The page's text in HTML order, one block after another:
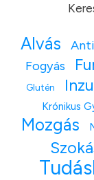
Alvás
Fogyás
Glutén
Krónikus
Mozgás